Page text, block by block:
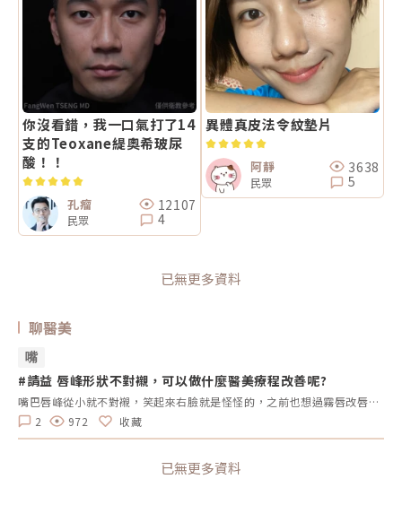
你沒看錯，我一口氣打了14
支的Teoxane緹奧希玻尿
酸！！
孔瘤
民眾
12107
4
異體真皮法令紋墊片
阿靜
民眾
3638
5
已無更多資料
聊醫美
嘴
#請益 唇峰形狀不對襯，可以做什麼醫美療程改善呢?
嘴巴唇峰從小就不對襯，笑起來右臉就是怪怪的，之前也想過霧唇改唇型，但又覺得感覺很痛…但又覺得感覺很痛…打玻尿酸會改善嗎?
2
972 收藏
已無更多資料